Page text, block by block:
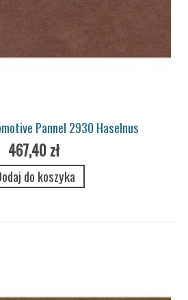
Pannel 2930 Haselnus
467,40 zł
do koszyka